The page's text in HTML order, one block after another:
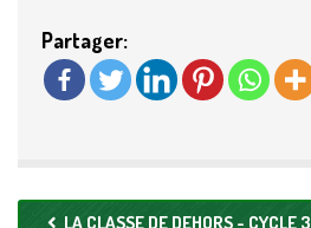
Partager:
LA CLASSE DE DEHORS - CYCLE 3